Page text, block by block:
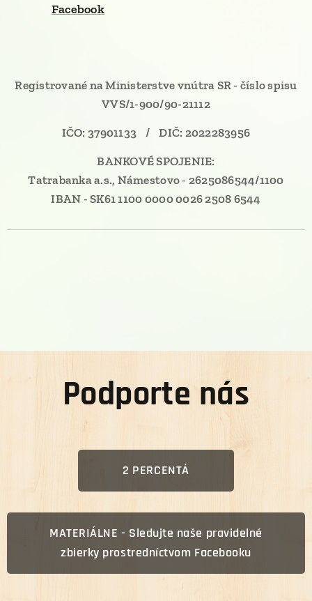
Facebook
Registrované na Ministerstve vnútra SR - číslo spisu
VVS/1-900/90-21112
IČO: 37901133 / DIČ: 2022283956
BANKOVÉ SPOJENIE:
Tatrabanka a.s., Námestovo - 2625086544/1100
IBAN - SK61 1100 0000 0026 2508 6544
Podporte nás
2 PERCENTÁ
MATERIÁLNE - Sledujte naše pravidelné
zbierky prostredníctvom Facebooku